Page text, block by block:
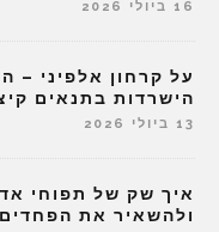
16 ביולי 2026
על קרחון אלפיני –
הישרדות בתנאים
13 ביולי 2026
איך שק של תפוחי
ולהשאיר את